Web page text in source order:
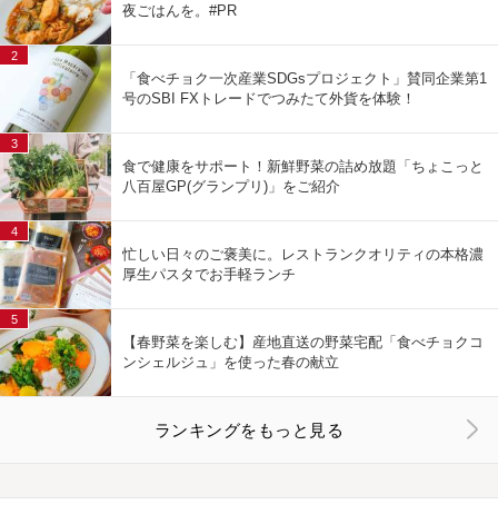
夜ごはんを。#PR
「食べチョク一次産業SDGsプロジェクト」賛同企業第1
号のSBI FXトレードでつみたて外貨を体験！
2
食で健康をサポート！新鮮野菜の詰め放題「ちょこっと
八百屋GP(グランプリ)」をご紹介
3
忙しい日々のご褒美に。レストランクオリティの本格濃
厚生パスタでお手軽ランチ
4
【春野菜を楽しむ】産地直送の野菜宅配「食べチョクコ
ンシェルジュ」を使った春の献立
5
ランキングをもっと見る